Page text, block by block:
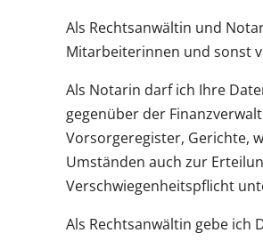
Als Rechtsanwältin und
Mitarbeiterinnen und sonst
Als Notarin darf ich Ihre
gegenüber der
Vorsorgeregister, Gerichte,
Umständen auch zur
Verschwiegenheitspflicht
Als Rechtsanwältin gebe